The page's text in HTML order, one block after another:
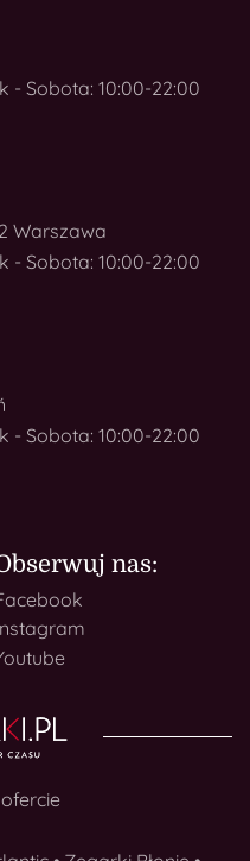
- Sobota: 10:00-22:00
Warszawa
- Sobota: 10:00-22:00
- Sobota: 10:00-22:00
nas: